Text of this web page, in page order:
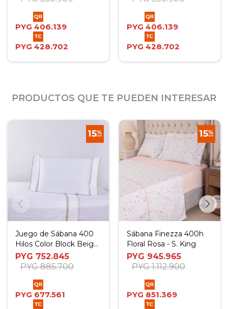
PYG 406.139
PYG 428.702
PYG 406.139
PYG 428.702
PRODUCTOS QUE TE PUEDEN INTERESAR
Juego de Sábana 400
Hilos Color Block Beige
- Full
PYG 752.845
PYG 885.700
PYG 677.561
Sábana Finezza 400h
Floral Rosa - S. King
PYG 945.965
PYG 1.112.900
PYG 851.369